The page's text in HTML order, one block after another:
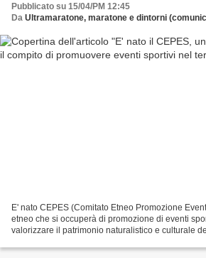
Pubblicato su 15/04/PM 12:45
Da Ultramaratone, maratone e dintorni
E' nato CEPES (Comitato Etneo Promozione
etneo che si occuperà di promozione di eventi
valorizzare il patrimonio naturalistico e culturale